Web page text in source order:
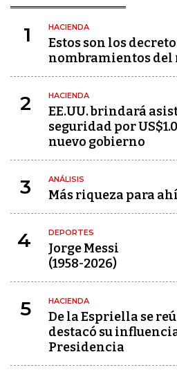
1 HACIENDA
Estos son los
nombramientos del
2 HACIENDA
EE.UU. brindará
seguridad por
nuevo gobierno
3 ANÁLISIS
Más riqueza para
4 DEPORTES
Jorge Messi
(1958-2026)
5 HACIENDA
De la Espriella se
destacó su
Presidencia